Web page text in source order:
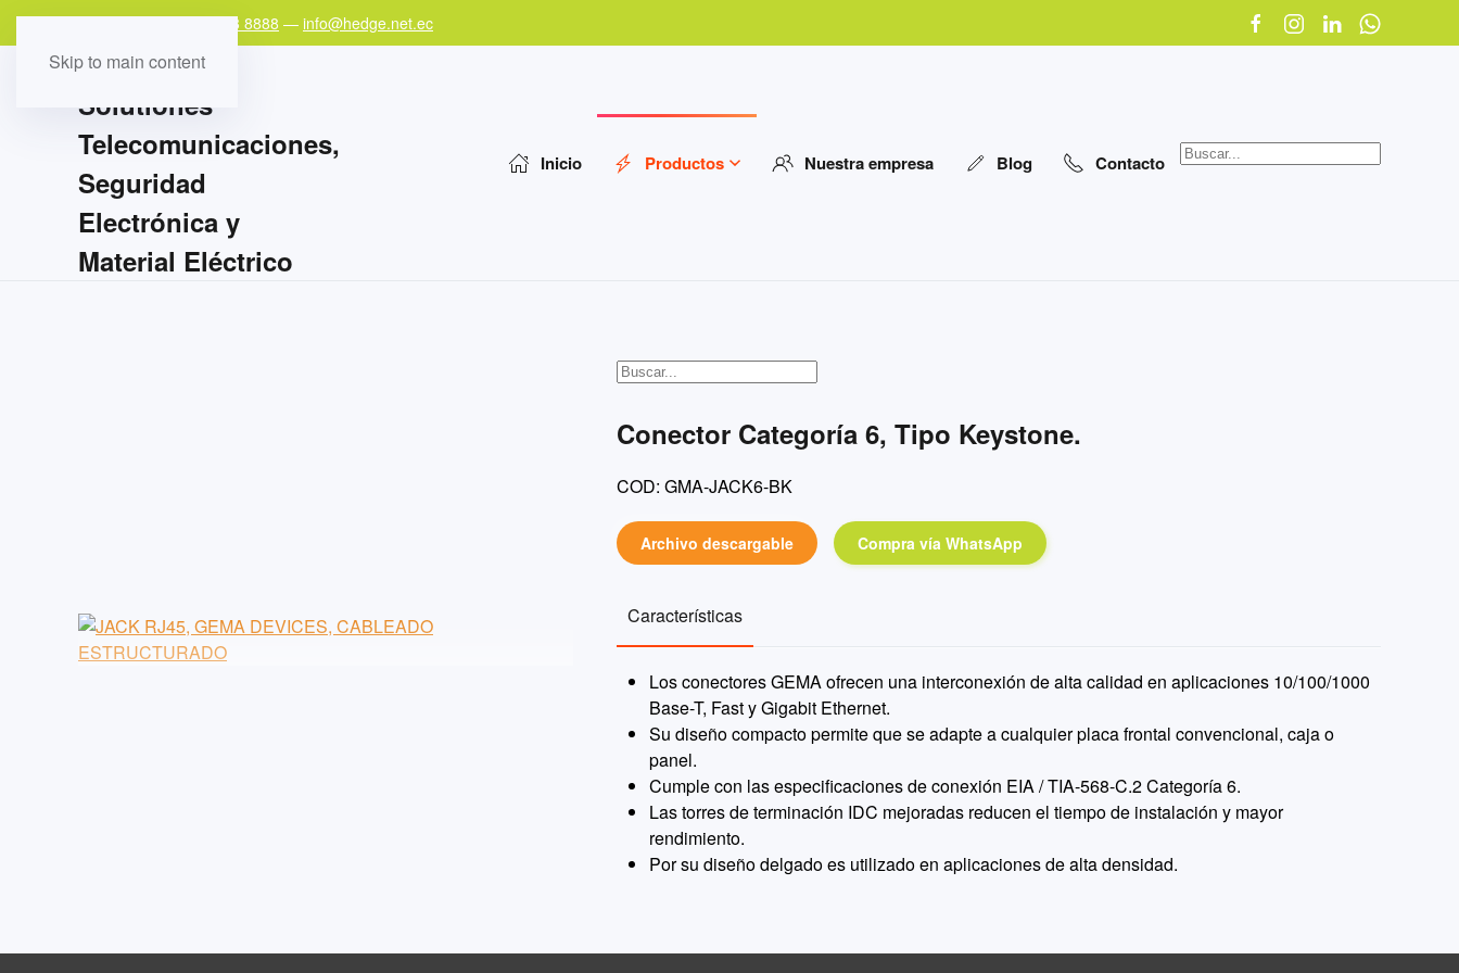
Skip to main content
Teléfono: +593 97 978 8888 — info@hedge.net.ec
Inicio Productos Nuestra empresa Blog Contacto
Conector Categoría 6, Tipo Keystone.
COD: GMA-JACK6-BK
Archivo descargable Compra vía WhatsApp
Características
Los conectores GEMA ofrecen una interconexión de alta calidad en aplicaciones 10/100/1000
Base-T, Fast y Gigabit Ethernet.
Su diseño compacto permite que se adapte a cualquier placa frontal convencional, caja o
panel.
Cumple con las especificaciones de conexión EIA / TIA-568-C.2 Categoría 6.
Las torres de terminación IDC mejoradas reducen el tiempo de instalación y mayor
rendimiento.
Por su diseño delgado es utilizado en aplicaciones de alta densidad.